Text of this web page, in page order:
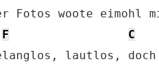
Fotos woote eimohl
F
C
lautlos,